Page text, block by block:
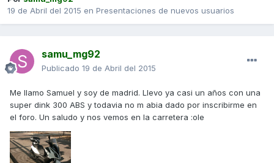
19 de Abril del 2015 en Presentaciones de nuevos usuarios
samu_mg92
Publicado 19 de Abril del 2015
Me llamo Samuel y soy de madrid. Llevo ya casi un años con una
super dink 300 ABS y todavia no m abia dado por inscribirme en
el foro. Un saludo y nos vemos en la carretera :ole